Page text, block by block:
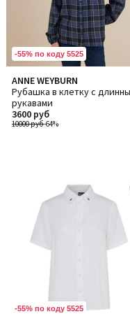
-55% по коду 5525
ANNE WEYBURN
Рубашка в клетку с
рукавами
10000 руб-64%
3600 руб
-55% по коду 5525